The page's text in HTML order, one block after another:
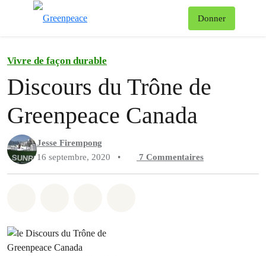
Donner
Vivre de façon durable
Discours du Trône de
Greenpeace Canada
Jesse Firempong
16 septembre, 2020
• 7 Commentaires